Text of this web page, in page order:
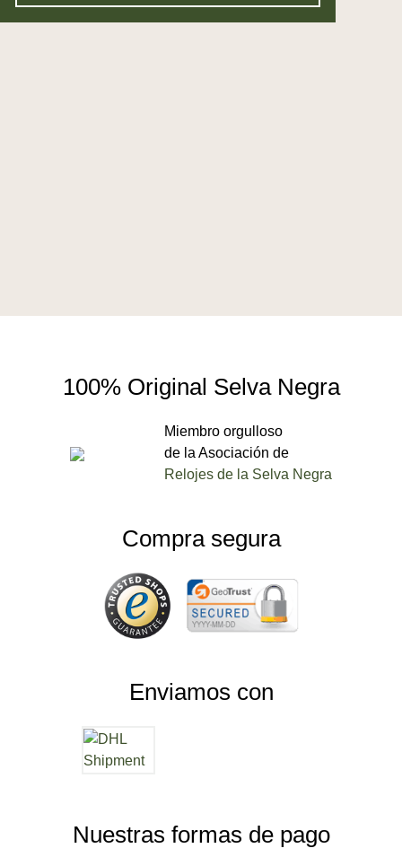
100% Original Selva Negra
Miembro orgulloso
de la Asociación de
Relojes de la Selva Negra
Compra segura
Enviamos con
Nuestras formas de pago